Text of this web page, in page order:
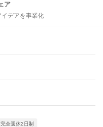
ア
デアを事業化
完全週休2日制